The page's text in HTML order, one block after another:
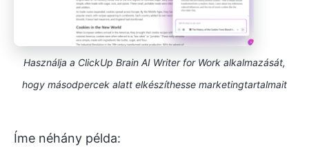
Használja a ClickUp Brain AI Writer for Work alkalmazását,
hogy másodpercek alatt elkészíthesse marketingtartalmait
Íme néhány példa: